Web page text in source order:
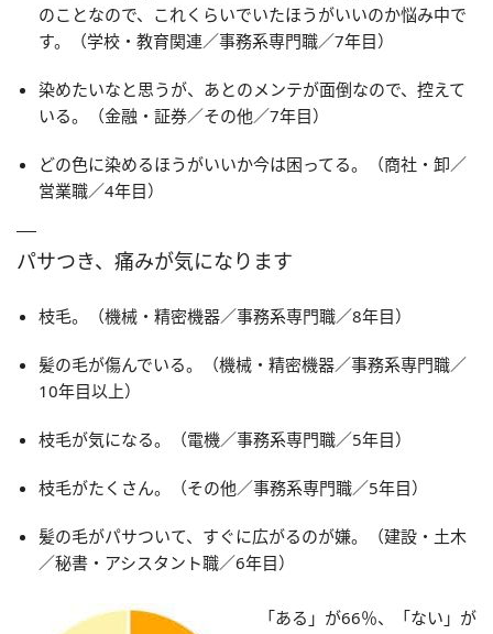
のことなので、これくらいでいたほうがいいのか悩み中で
す。（学校・教育関連／事務系専門職／7年目）
染めたいなと思うが、あとのメンテが面倒なので、控えて
いる。（金融・証券／その他／7年目）
どの色に染めるほうがいいか今は困ってる。（商社・卸／
営業職／4年目）
パサつき、痛みが気になります
枝毛。（機械・精密機器／事務系専門職／8年目）
髪の毛が傷んでいる。（機械・精密機器／事務系専門職／
10年目以上）
枝毛が気になる。（電機／事務系専門職／5年目）
枝毛がたくさん。（その他／事務系専門職／5年目）
髪の毛がパサついて、すぐに広がるのが嫌。（建設・土木
／秘書・アシスタント職／6年目）
「ある」が66％、「ない」が